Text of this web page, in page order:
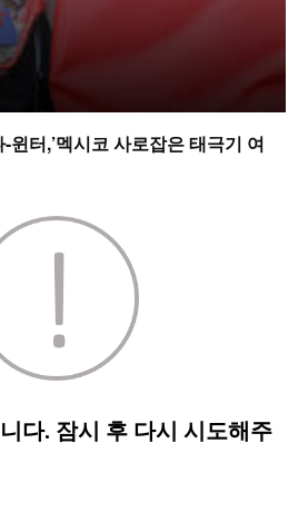
터,’멕시코 사로잡은 태극기 여